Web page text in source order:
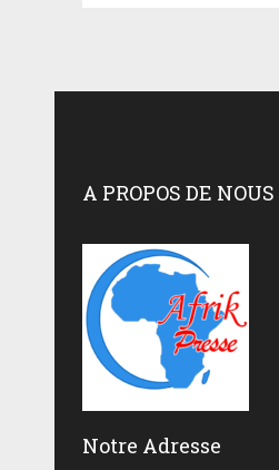
A PROPOS DE NOUS
Notre Adresse